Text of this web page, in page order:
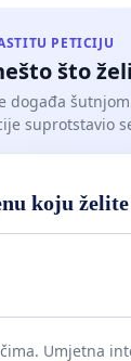
PETICIJU
što
događa
suprotstavio
koju
Umjetna